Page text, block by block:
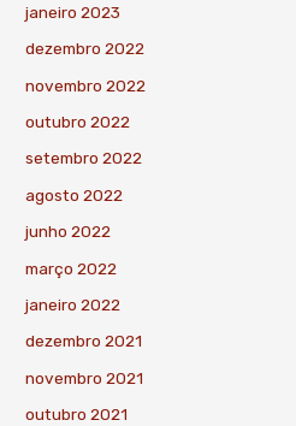
janeiro 2023
dezembro 2022
novembro 2022
outubro 2022
setembro 2022
agosto 2022
junho 2022
março 2022
janeiro 2022
dezembro 2021
novembro 2021
outubro 2021